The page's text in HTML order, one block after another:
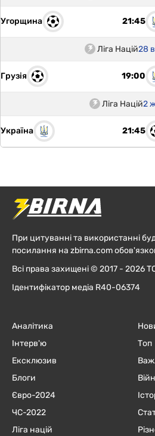
Угорщина 21:45
Ліга Націй28
Грузія 19:00
Ліга Націй2
Україна 21:45
При цитуванні та використанні
посилання на zbirna.com
Всі права захищені © 2017 - 2026
Ідентифікатор медіа R40-06374
Аналітика
Інтерв'ю
Ексклюзив
Блоги
Євро-2024
ЧC-2022
Ліга націй
Топ